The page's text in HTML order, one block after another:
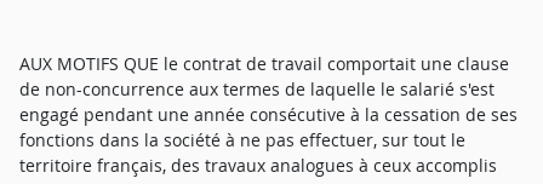
AUX MOTIFS QUE le contrat de travail comportait une clause
de non-concurrence aux termes de laquelle le salarié s'est
engagé pendant une année consécutive à la cessation de ses
fonctions dans la société à ne pas effectuer, sur tout le
territoire français, des travaux analogues à ceux accomplis